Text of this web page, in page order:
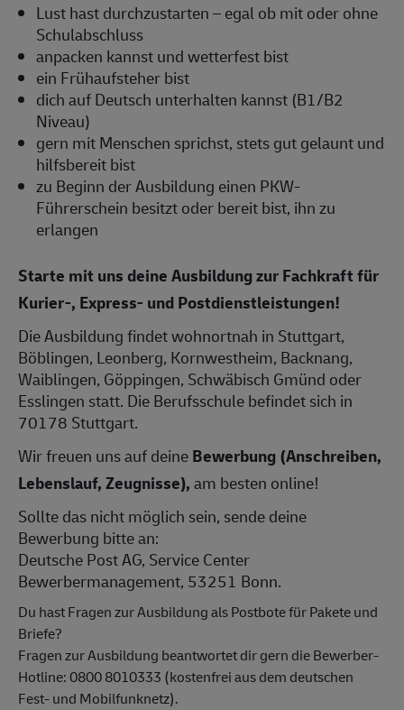
Lust hast durchzustarten – egal ob mit oder ohne
Schulabschluss
anpacken kannst und wetterfest bist
ein Frühaufsteher bist
dich auf Deutsch unterhalten kannst (B1/B2
Niveau)
gern mit Menschen sprichst, stets gut gelaunt und
hilfsbereit bist
zu Beginn der Ausbildung einen PKW-
Führerschein besitzt oder bereit bist, ihn zu
erlangen
Starte mit uns deine Ausbildung zur Fachkraft für
Kurier-, Express- und Postdienstleistungen!
Die Ausbildung findet wohnortnah in Stuttgart,
Böblingen, Leonberg, Kornwestheim, Backnang,
Waiblingen, Göppingen, Schwäbisch Gmünd oder
Esslingen statt. Die Berufsschule befindet sich in
70178 Stuttgart.
Wir freuen uns auf deineBewerbung (Anschreiben,
Lebenslauf, Zeugnisse),am besten online!
Sollte das nicht möglich sein, sende deine
Bewerbung bitte an:
Deutsche Post AG, Service Center
Bewerbermanagement, 53251 Bonn.
Du hast Fragen zur Ausbildung als Postbote für Pakete und
Briefe?
Fragen zur Ausbildung beantwortet dir gern die Bewerber-
Hotline: 0800 8010333 (kostenfrei aus dem deutschen
Fest- und Mobilfunknetz).